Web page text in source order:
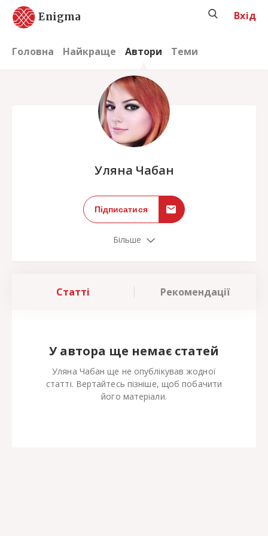
Enigma
Головна Найкраще Автори Теми
Вхід
Уляна Чабан
Підписатися
Більше
Статті Рекомендації
У автора ще немає статей
Уляна Чабан ще не опублікував жодної
статті. Вертайтесь пізніше, щоб побачити
його матеріали.